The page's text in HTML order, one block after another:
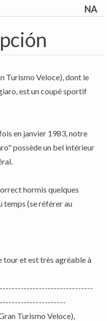
NA
Turismo Veloce), dont le
est un coupé sportif
en janvier 1983, notre
possède un bel intérieur
hormis quelques
temps (se référer au
tour et est très agréable à
Turismo Veloce),